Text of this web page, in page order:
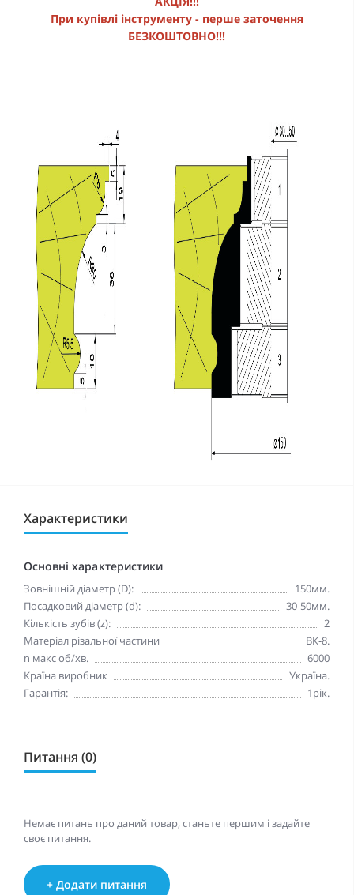
При купівлі інструменту - перше заточення
БЕЗКОШТОВНО!!!
Характеристики
Основні характеристики
Зовнішній діаметр (D):
150мм.
Посадковий діаметр (d):
30-50мм.
Кількість зубів (z):
2
Матеріал різальної частини
ВК-8.
n макc oб/хв.
6000
Країна виробник
Україна.
Гарантія:
1рік.
Питання (0)
Немає питань про даний товар, станьте першим і задайте
своє питання.
+ Додати питання